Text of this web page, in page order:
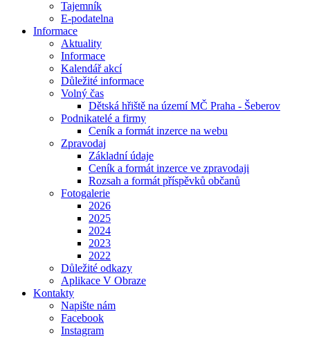
Tajemník
E-podatelna
Informace
Aktuality
Informace
Kalendář akcí
Důležité informace
Volný čas
Dětská hřiště na území MČ Praha - Šeberov
Podnikatelé a firmy
Ceník a formát inzerce na webu
Zpravodaj
Základní údaje
Ceník a formát inzerce ve zpravodaji
Rozsah a formát příspěvků občanů
Fotogalerie
2026
2025
2024
2023
2022
Důležité odkazy
Aplikace V Obraze
Kontakty
Napište nám
Facebook
Instagram